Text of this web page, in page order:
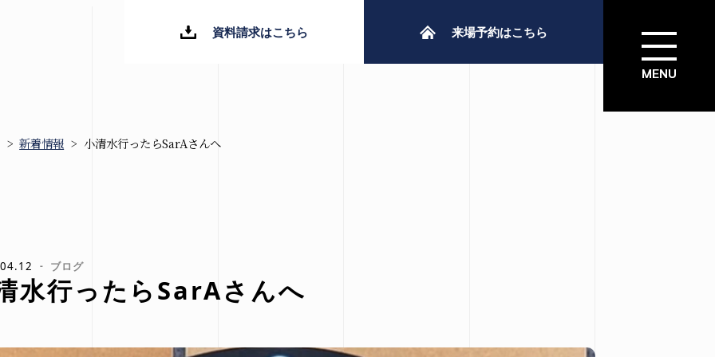
> 新着情報 > 小清水行ったらSarAさんへ
ブログ
水行ったらSarAさんへ
資料請求はこちら 来場予約はこちら
イベント情報